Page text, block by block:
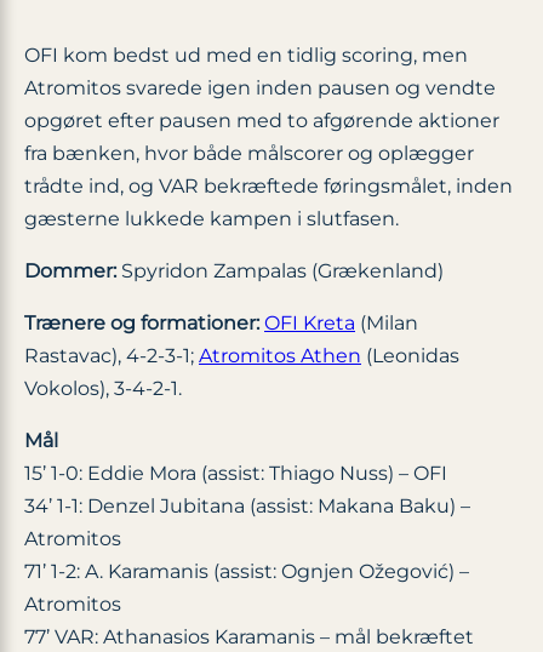
OFI kom bedst ud med en tidlig scoring, men
Atromitos svarede igen inden pausen og vendte
opgøret efter pausen med to afgørende aktioner
fra bænken, hvor både målscorer og oplægger
trådte ind, og VAR bekræftede føringsmålet, inden
gæsterne lukkede kampen i slutfasen.
Dommer:Spyridon Zampalas (Grækenland)
Trænere og formationer: OFI Kreta (Milan
Rastavac), 4-2-3-1; Atromitos Athen (Leonidas
Vokolos), 3-4-2-1.
Mål
15’ 1-0: Eddie Mora (assist: Thiago Nuss) – OFI
34’ 1-1: Denzel Jubitana (assist: Makana Baku) –
Atromitos
71’ 1-2: A. Karamanis (assist: Ognjen Ožegović) –
Atromitos
77’ VAR: Athanasios Karamanis – mål bekræftet